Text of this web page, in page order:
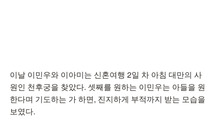
이날 이민우와 이아미는 신혼여행 2일 차 아침 대만의 사
원인 천후궁을 찾았다. 셋째를 원하는 이민우는 아들을 원
한다며 기도하는 가 하면, 진지하게 부적까지 받는 모습을
보였다.